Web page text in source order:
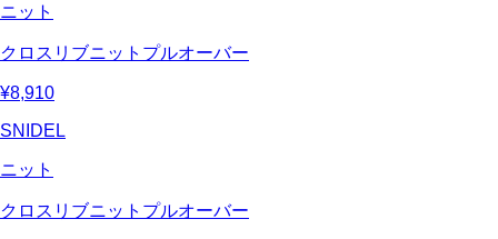
ニット
クロスリブニットプルオーバー
¥8,910
SNIDEL
ニット
クロスリブニットプルオーバー